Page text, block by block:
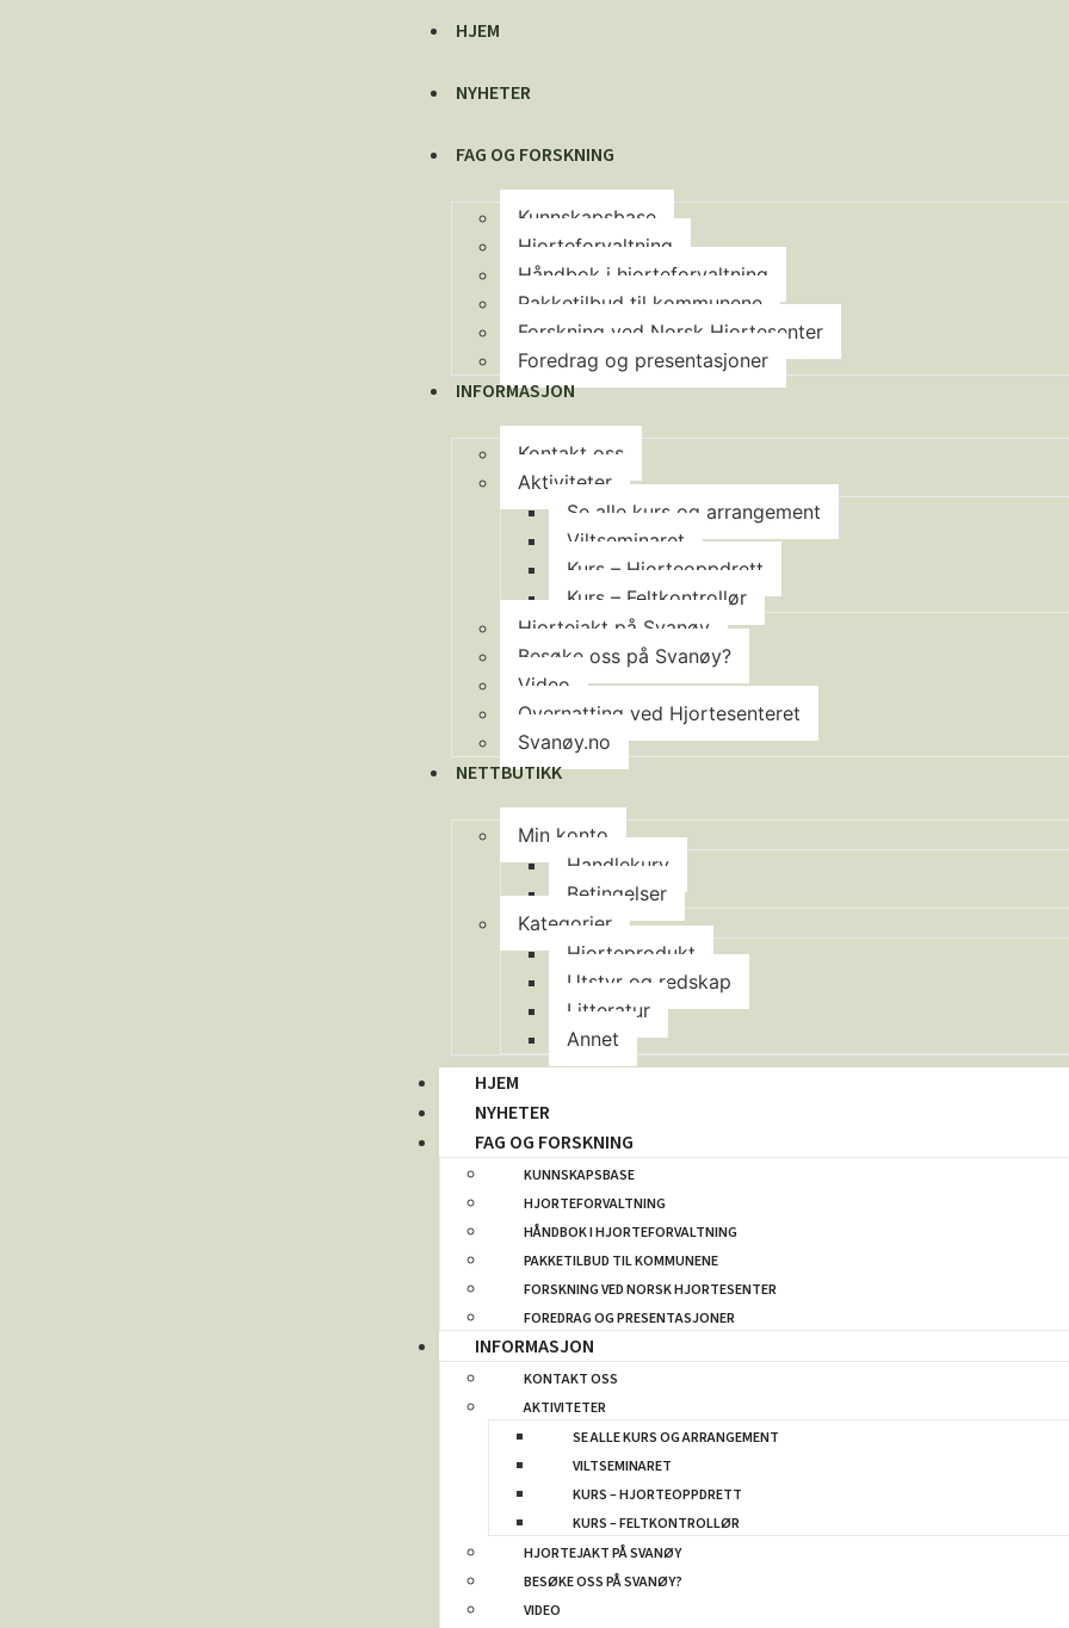
HJEM
NYHETER
FAG OG FORSKNING
Kunnskapsbase
Hjorteforvaltning
Håndbok i hjorteforvaltning
Pakketilbud til kommunene
Forskning ved Norsk Hjortesenter
Foredrag og presentasjoner
INFORMASJON
Kontakt oss
Aktiviteter
Se alle kurs og arrangement
Viltseminaret
Kurs – Hjorteoppdrett
Kurs – Feltkontrollør
Hjortejakt på Svanøy
Besøke oss på Svanøy?
Video
Overnatting ved Hjortesenteret
Svanøy.no
NETTBUTIKK
Min konto
Handlekurv
Betingelser
Kategorier
Hjorteprodukt
Utstyr og redskap
Litteratur
Annet
HJEM
NYHETER
FAG OG FORSKNING
KUNNSKAPSBASE
HJORTEFORVALTNING
HÅNDBOK I HJORTEFORVALTNING
PAKKETILBUD TIL KOMMUNENE
FORSKNING VED NORSK HJORTESENTER
FOREDRAG OG PRESENTASJONER
INFORMASJON
KONTAKT OSS
AKTIVITETER
SE ALLE KURS OG ARRANGEMENT
VILTSEMINARET
KURS – HJORTEOPPDRETT
KURS – FELTKONTROLLØR
HJORTEJAKT PÅ SVANØY
BESØKE OSS PÅ SVANØY?
VIDEO